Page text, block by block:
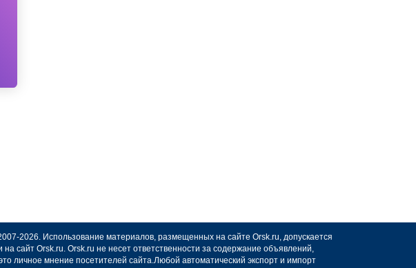
2026. Использование материалов, размещенных на сайте Orsk.ru, допускается
сайт Orsk.ru. Orsk.ru не несет ответственности за содержание объявлений,
личное мнение посетителей сайта.Любой автоматический экспорт и импорт